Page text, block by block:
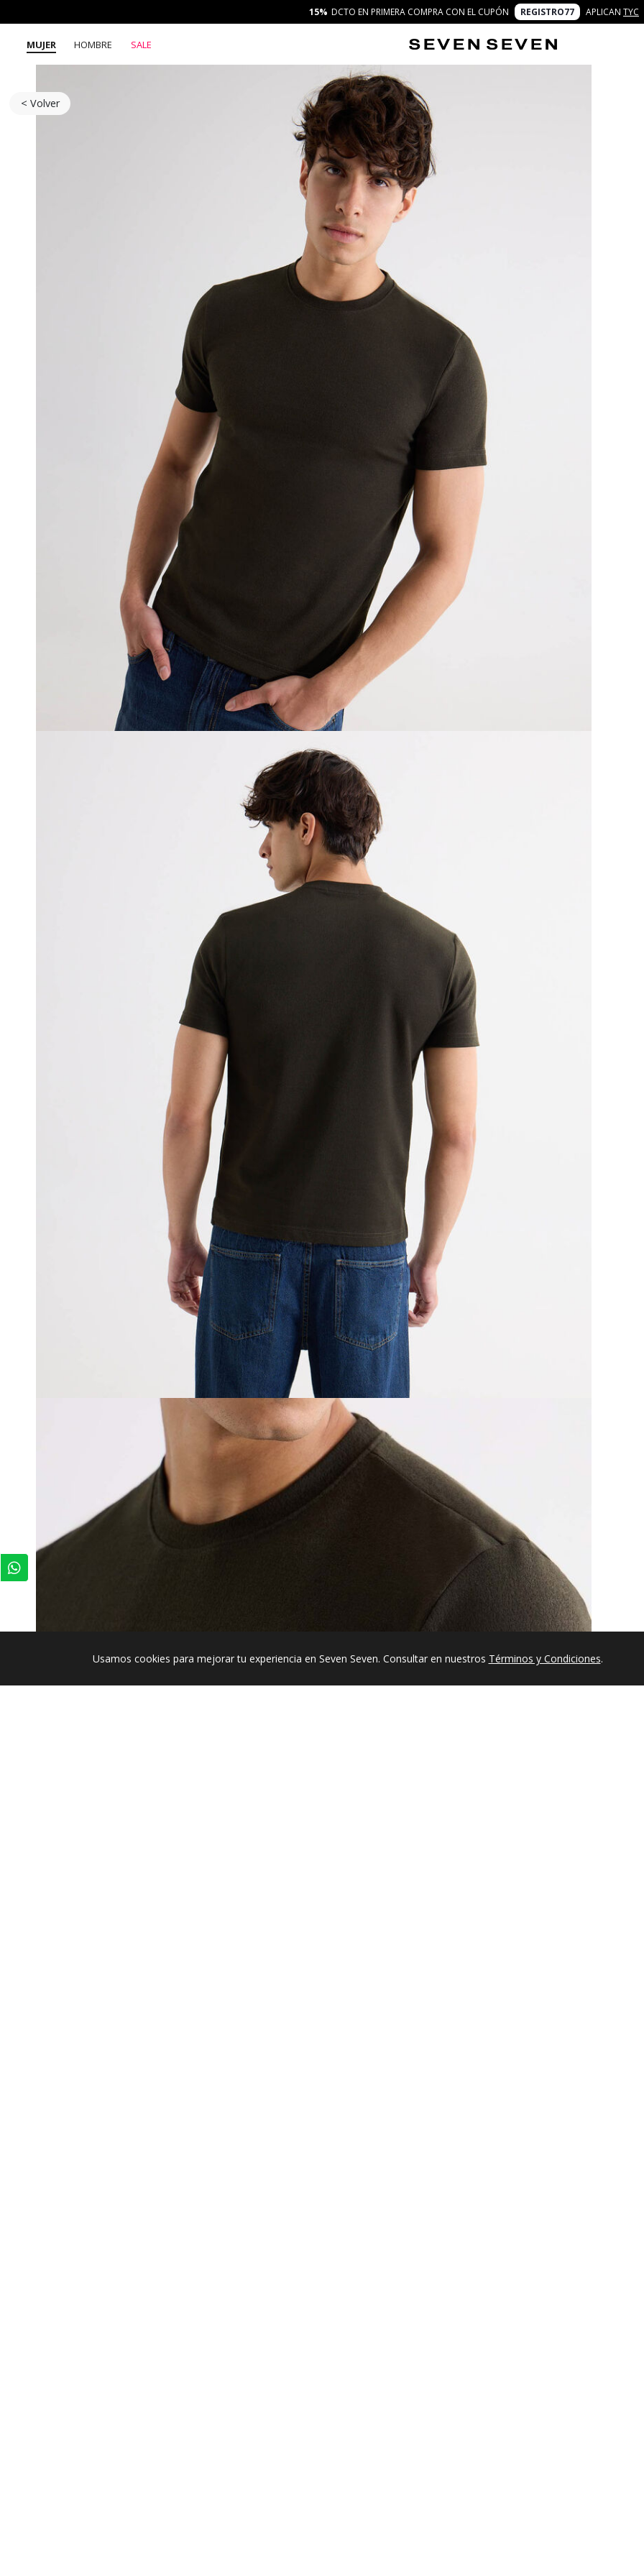
15% DCTO EN PRIMERA COMPRA CON EL CUPÓN REGISTRO77 APLICAN TYC
MUJER HOMBRE SALE
< Volver
Usamos cookies para mejorar tu experiencia en Seven Seven. Consultar en nuestros Términos y Condiciones.